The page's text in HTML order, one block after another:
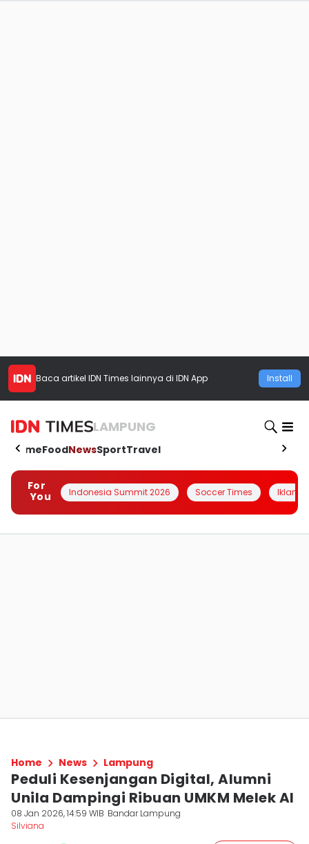
Baca artikel IDN Times lainnya di IDN App Install
LAMPUNG
HomeFoodNewsSportTravel
For
You
Indonesia Summit 2026 Soccer Times Iklanin
Home News Lampung
Peduli Kesenjangan Digital, Alumni
Unila Dampingi Ribuan UMKM Melek AI
08 Jan 2026, 14:59 WIB Bandar Lampung
Silviana